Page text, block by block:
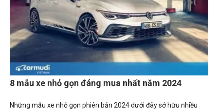
8 mẫu xe nhỏ gọn đáng mua nhất năm 2024
Những mẫu xe nhỏ gọn phiên bản 2024 dưới đây sở hữu nhiều